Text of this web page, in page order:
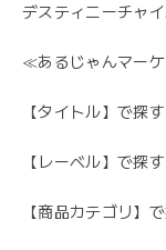
デスティニーチャ
≪あるじゃんマー
【タイトル】で探す
【レーベル】で探す
【商品カテゴリ】